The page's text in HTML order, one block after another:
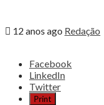
12 anos ago Redação
Share
post
"Rota
Facebook
LinkedIn
Twitter
Print